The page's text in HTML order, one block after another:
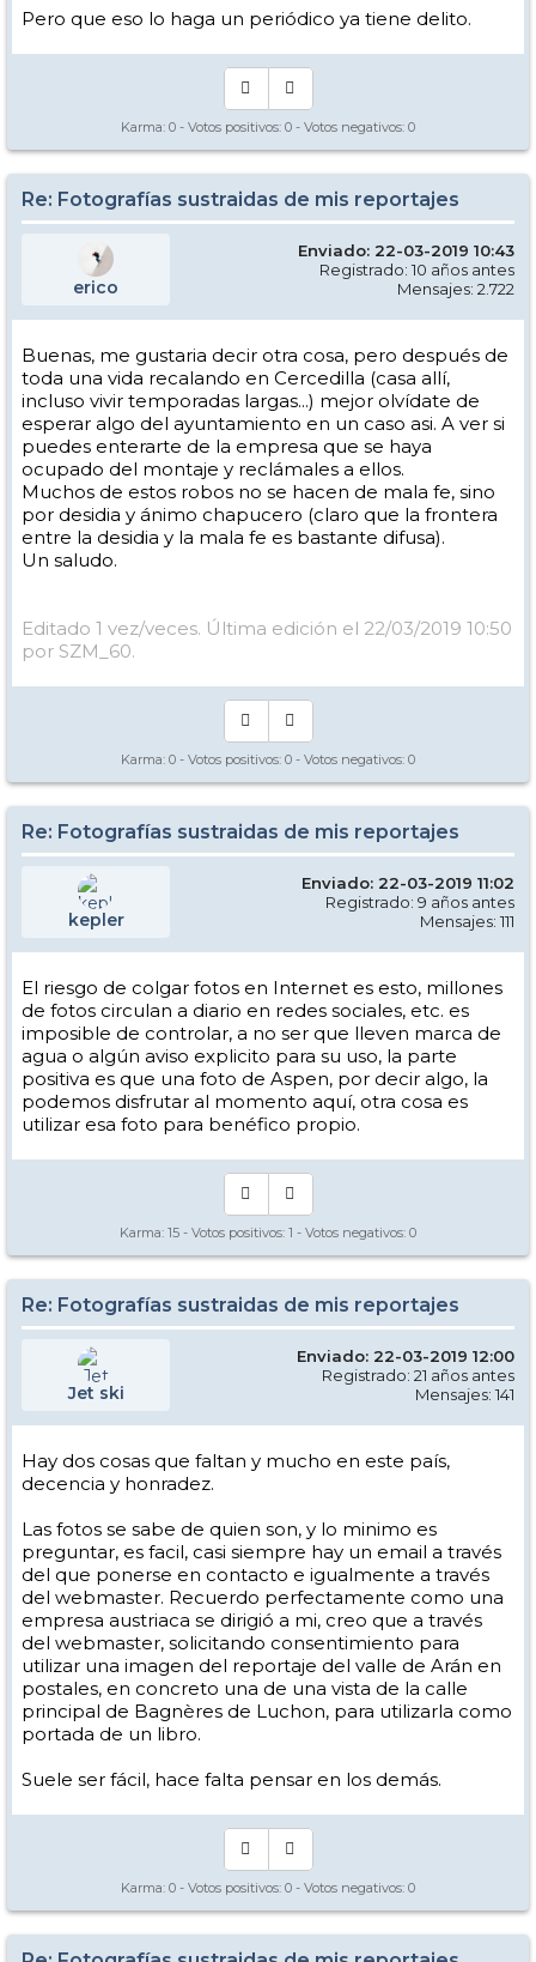
Pero que eso lo haga un periódico ya tiene delito.
Karma: 0 - Votos positivos: 0 - Votos negativos: 0
Re: Fotografías sustraidas de mis reportajes
erico
Enviado: 22-03-2019 10:43
Registrado: 10 años antes
Mensajes: 2.722
Buenas, me gustaria decir otra cosa, pero después de
toda una vida recalando en Cercedilla (casa allí,
incluso vivir temporadas largas...) mejor olvídate de
esperar algo del ayuntamiento en un caso asi. A ver si
puedes enterarte de la empresa que se haya
ocupado del montaje y reclámales a ellos.
Muchos de estos robos no se hacen de mala fe, sino
por desidia y ánimo chapucero (claro que la frontera
entre la desidia y la mala fe es bastante difusa).
Un saludo.
Editado 1 vez/veces. Última edición el 22/03/2019 10:50
por SZM_60.
Karma: 0 - Votos positivos: 0 - Votos negativos: 0
Re: Fotografías sustraidas de mis reportajes
kepler
Enviado: 22-03-2019 11:02
Registrado: 9 años antes
Mensajes: 111
El riesgo de colgar fotos en Internet es esto, millones
de fotos circulan a diario en redes sociales, etc. es
imposible de controlar, a no ser que lleven marca de
agua o algún aviso explicito para su uso, la parte
positiva es que una foto de Aspen, por decir algo, la
podemos disfrutar al momento aquí, otra cosa es
utilizar esa foto para benéfico propio.
Karma: 15 - Votos positivos: 1 - Votos negativos: 0
Re: Fotografías sustraidas de mis reportajes
Jet ski
Enviado: 22-03-2019 12:00
Registrado: 21 años antes
Mensajes: 141
Hay dos cosas que faltan y mucho en este país,
decencia y honradez.
Las fotos se sabe de quien son, y lo minimo es
preguntar, es facil, casi siempre hay un email a través
del que ponerse en contacto e igualmente a través
del webmaster. Recuerdo perfectamente como una
empresa austriaca se dirigió a mi, creo que a través
del webmaster, solicitando consentimiento para
utilizar una imagen del reportaje del valle de Arán en
postales, en concreto una de una vista de la calle
principal de Bagnères de Luchon, para utilizarla como
portada de un libro.
Suele ser fácil, hace falta pensar en los demás.
Karma: 0 - Votos positivos: 0 - Votos negativos: 0